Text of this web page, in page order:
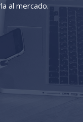
al mercado.